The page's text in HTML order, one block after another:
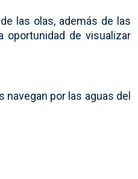
las olas, además de las
oportunidad de visualizar
por las aguas del